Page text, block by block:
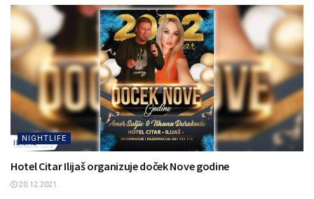
NIGHTLIFE
Hotel Citar Ilijaš organizuje doček Nove godine
20.12.2021.